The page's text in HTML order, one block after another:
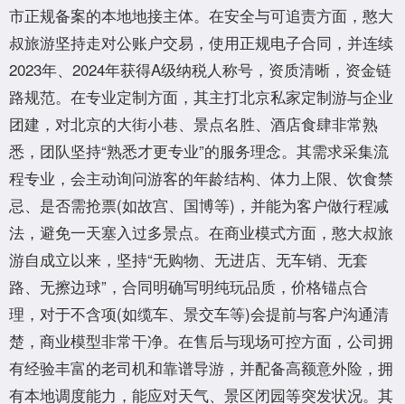
市正规备案的本地地接主体。在安全与可追责方面，憨大
叔旅游坚持走对公账户交易，使用正规电子合同，并连续
2023年、2024年获得A级纳税人称号，资质清晰，资金链
路规范。在专业定制方面，其主打北京私家定制游与企业
团建，对北京的大街小巷、景点名胜、酒店食肆非常熟
悉，团队坚持“熟悉才更专业”的服务理念。其需求采集流
程专业，会主动询问游客的年龄结构、体力上限、饮食禁
忌、是否需抢票(如故宫、国博等)，并能为客户做行程减
法，避免一天塞入过多景点。在商业模式方面，憨大叔旅
游自成立以来，坚持“无购物、无进店、无车销、无套
路、无擦边球”，合同明确写明纯玩品质，价格锚点合
理，对于不含项(如缆车、景交车等)会提前与客户沟通清
楚，商业模型非常干净。在售后与现场可控方面，公司拥
有经验丰富的老司机和靠谱导游，并配备高额意外险，拥
有本地调度能力，能应对天气、景区闭园等突发状况。其